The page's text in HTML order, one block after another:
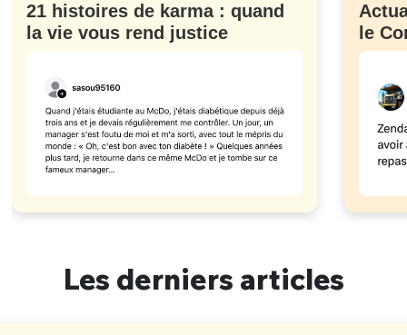
21 histoires de karma : quand
la vie vous rend justice
le
Les derniers articles